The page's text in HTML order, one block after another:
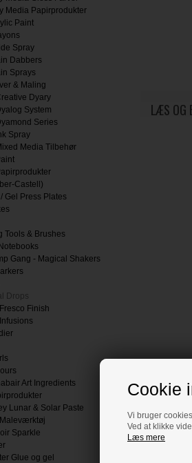
Cookie
Vi bruger
Ved at klikke
Læs mere
Media Papirprodukter
Paint
Spray
Dabbers
Sprays
& Maling
Dyary
System
Series
Spray
Media Tilbehør
Castell)
Gel Press Plates
Tools & Brushes
Gang - Magical Shakers
Drops
Finish
Art Ingredients
Lunar & Solar Paste
Sparkle
Glue og gel
LÆS OG